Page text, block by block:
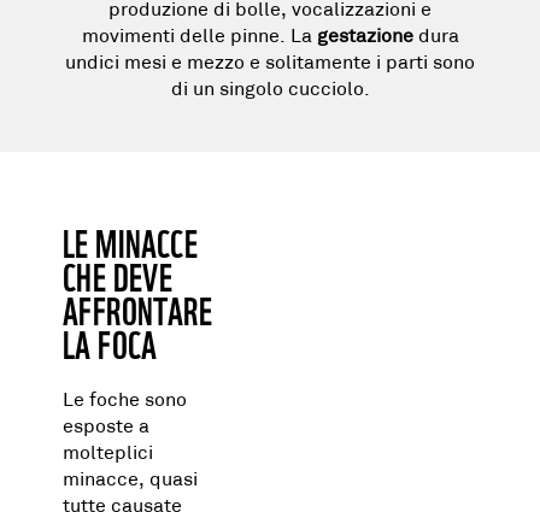
produzione di bolle, vocalizzazioni e
movimenti delle pinne. La gestazionedura
undici mesi e mezzo e solitamente i parti sono
di un singolo cucciolo.
LE MINACCE
CHE DEVE
AFFRONTARE
LA FOCA
Le foche sono
esposte a
molteplici
minacce, quasi
tutte causate